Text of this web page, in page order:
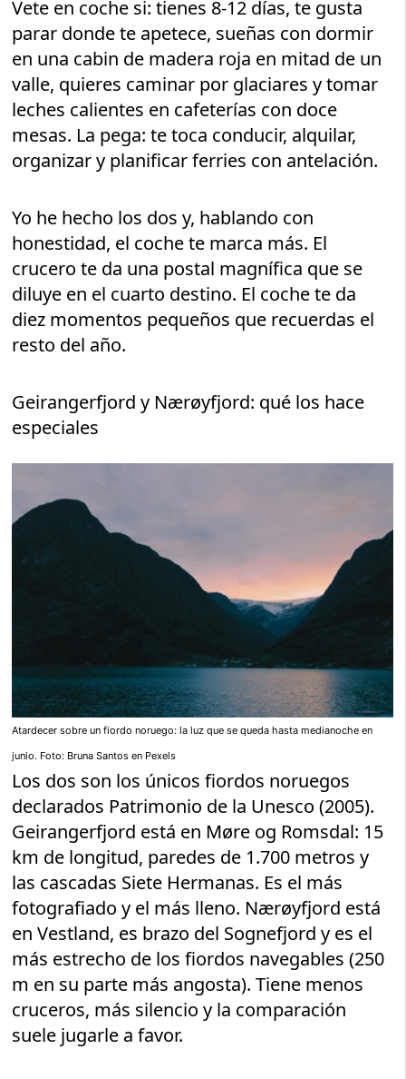
Vete en coche si: tienes 8-12 días, te gusta
parar donde te apetece, sueñas con dormir
en una cabin de madera roja en mitad de un
valle, quieres caminar por glaciares y tomar
leches calientes en cafeterías con doce
mesas. La pega: te toca conducir, alquilar,
organizar y planificar ferries con antelación.
Yo he hecho los dos y, hablando con
honestidad, el coche te marca más. El
crucero te da una postal magnífica que se
diluye en el cuarto destino. El coche te da
diez momentos pequeños que recuerdas el
resto del año.
Geirangerfjord y Nærøyfjord: qué los hace
especiales
Atardecer sobre un fiordo noruego: la luz que se queda hasta medianoche en
junio. Foto: Bruna Santos en Pexels
Los dos son los únicos fiordos noruegos
declarados Patrimonio de la Unesco (2005).
Geirangerfjord está en Møre og Romsdal: 15
km de longitud, paredes de 1.700 metros y
las cascadas Siete Hermanas. Es el más
fotografiado y el más lleno. Nærøyfjord está
en Vestland, es brazo del Sognefjord y es el
más estrecho de los fiordos navegables (250
m en su parte más angosta). Tiene menos
cruceros, más silencio y la comparación
suele jugarle a favor.